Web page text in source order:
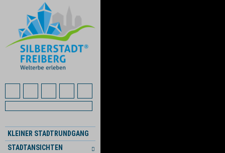
KLEINER STADTRUNDGANG
STADTANSICHTEN